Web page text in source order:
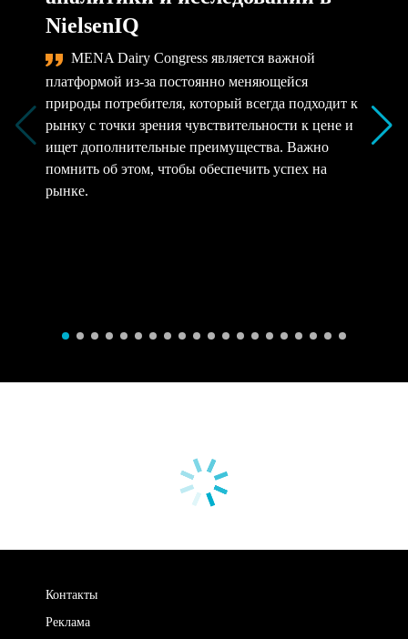
NielsenIQ
MENA Dairy Congress является важной
платформой из-за постоянно меняющейся
природы потребителя, который всегда подходит к
рынку с точки зрения чувствительности к цене и
ищет дополнительные преимущества. Важно
помнить об этом, чтобы обеспечить успех на
рынке.
Контакты
Реклама